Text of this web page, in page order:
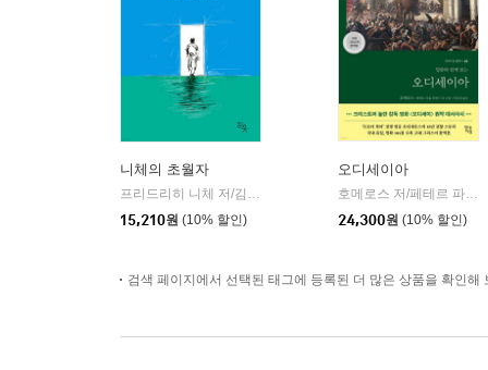
니체의 초월자
프리드리히 니체 저/김철 편역
15,210원 (10% 할인)
오디세이아
호메로스 저/페테르 파울 루벤스 그림/박문재 역
24,300원 (10% 할인)
검색 페이지에서 선택된 태그에 등록된 더 많은 상품을 확인해